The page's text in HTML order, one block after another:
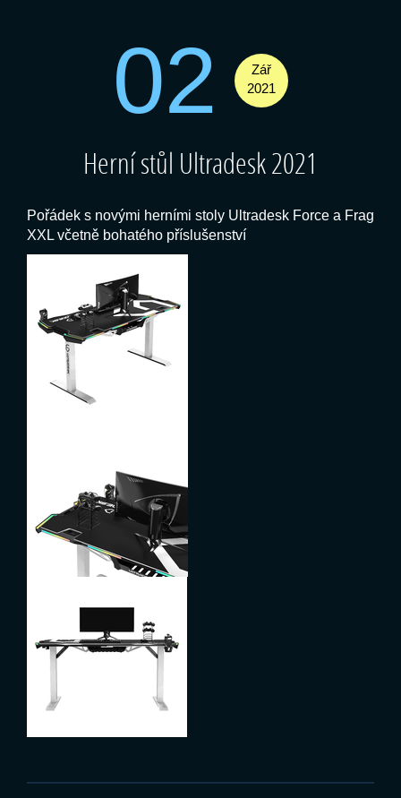
02
Zář
2021
Herní stůl Ultradesk 2021
Pořádek s novými herními stoly Ultradesk Force a Frag
XXL včetně bohatého příslušenství